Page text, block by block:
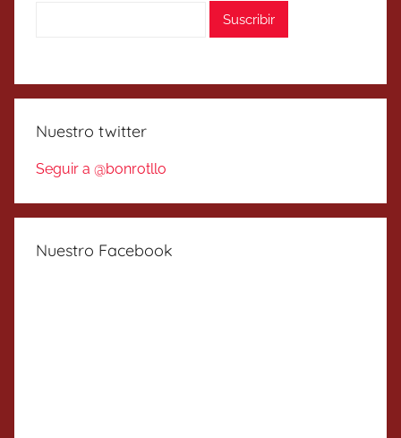
Nuestro twitter
Seguir a @bonrotllo
Nuestro Facebook